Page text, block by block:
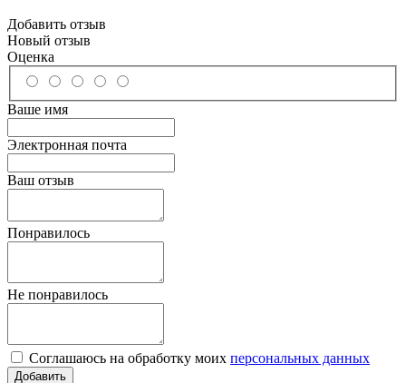
Добавить отзыв
Новый отзыв
Оценка
Ваше имя
Электронная почта
Ваш отзыв
Понравилось
Не понравилось
Соглашаюсь на обработку моих персональных данных